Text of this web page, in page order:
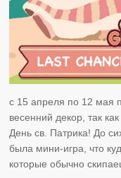
с 15 апреля по 12 мая
весенний декор, так
День св. Патрика! До
была мини-игра, что
которые обычно